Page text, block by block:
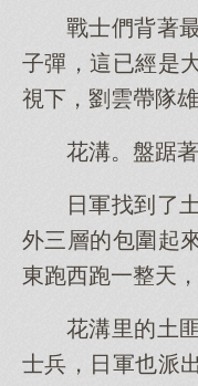
戰士們背著
子彈，這已經是
視下，劉雲帶隊
花溝。盤踞
日軍找到了
外三層的包圍起
東跑西跑一整天
花溝里的土
士兵，日軍也派